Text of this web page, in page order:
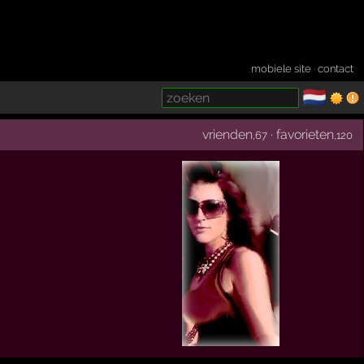
mobiele site ·contact
🇳🇱
vrienden ,67 ·favorieten ,120